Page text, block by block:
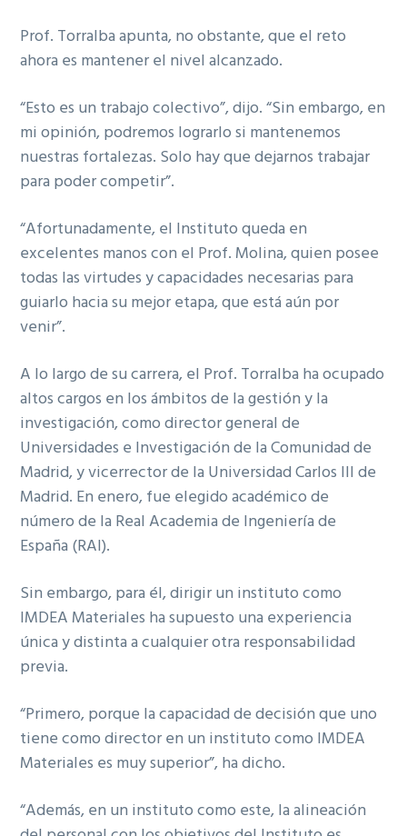
Prof. Torralba apunta, no obstante, que el reto
ahora es mantener el nivel alcanzado.
“Esto es un trabajo colectivo”, dijo. “Sin embargo, en
mi opinión, podremos lograrlo si mantenemos
nuestras fortalezas. Solo hay que dejarnos trabajar
para poder competir”.
“Afortunadamente, el Instituto queda en
excelentes manos con el Prof. Molina, quien posee
todas las virtudes y capacidades necesarias para
guiarlo hacia su mejor etapa, que está aún por
venir”.
A lo largo de su carrera, el Prof. Torralba ha ocupado
altos cargos en los ámbitos de la gestión y la
investigación, como director general de
Universidades e Investigación de la Comunidad de
Madrid, y vicerrector de la Universidad Carlos III de
Madrid. En enero, fue elegido académico de
número de la Real Academia de Ingeniería de
España (RAI).
Sin embargo, para él, dirigir un instituto como
IMDEA Materiales ha supuesto una experiencia
única y distinta a cualquier otra responsabilidad
previa.
“Primero, porque la capacidad de decisión que uno
tiene como director en un instituto como IMDEA
Materiales es muy superior”, ha dicho.
“Además, en un instituto como este, la alineación